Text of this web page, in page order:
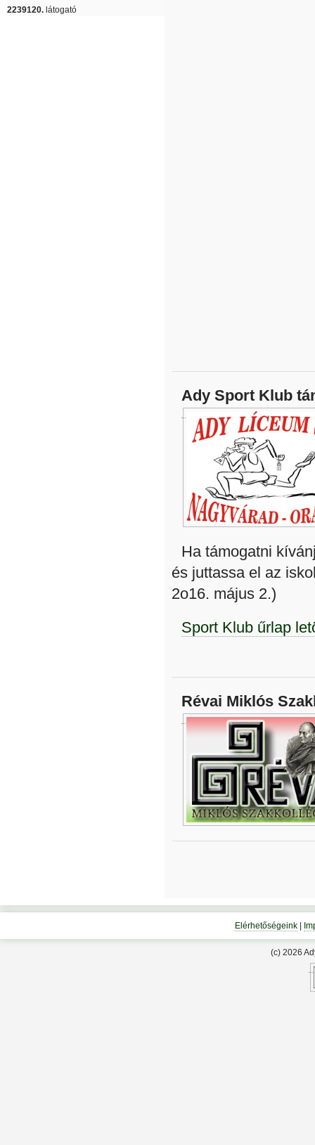
2239120. látogató
Ady Sport Klub
Ha támogatni
és juttassa el az
2o16. május 2.)
Sport Klub űrlap
Révai Miklós
Elérhetőségeink|
(c) 2026